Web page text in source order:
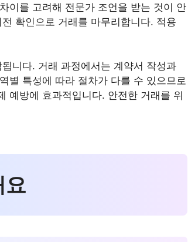
이를 고려해 전문가 조언을 받는 것이 안
확인으로 거래를 마무리합니다. 적용
니다. 거래 과정에서는 계약서 작성과
별 특성에 따라 절차가 다를 수 있으므로
예방에 효과적입니다. 안전한 거래를 위
요